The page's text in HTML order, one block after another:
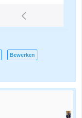
Bewerken